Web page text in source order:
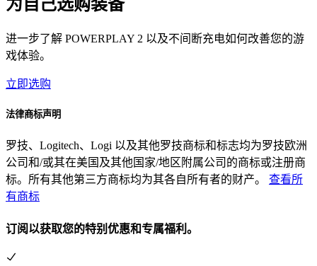
为自己选购装备
进一步了解 POWERPLAY 2 以及不间断充电如何改善您的游
戏体验。
立即选购
法律商标声明
罗技、Logitech、Logi 以及其他罗技商标和标志均为罗技欧洲
公司和/或其在美国及其他国家/地区附属公司的商标或注册商
标。所有其他第三方商标均为其各自所有者的财产。 查看所
有商标
订阅以获取您的特别优惠和专属福利。